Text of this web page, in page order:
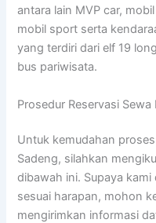
antara lain MVP car,
mobil sport serta
yang terdiri dari elf 19
bus pariwisata.
Prosedur Reservasi
Untuk kemudahan
Sadeng, silahkan
dibawah ini. Supaya
sesuai harapan, mohon
mengirimkan informasi